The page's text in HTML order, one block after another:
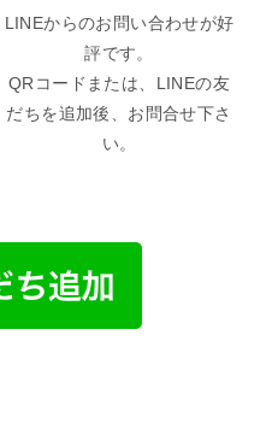
LINEからのお問い合わせが好
評です。
QRコードまたは、LINEの友
だちを追加後、お問合せ下さ
い。